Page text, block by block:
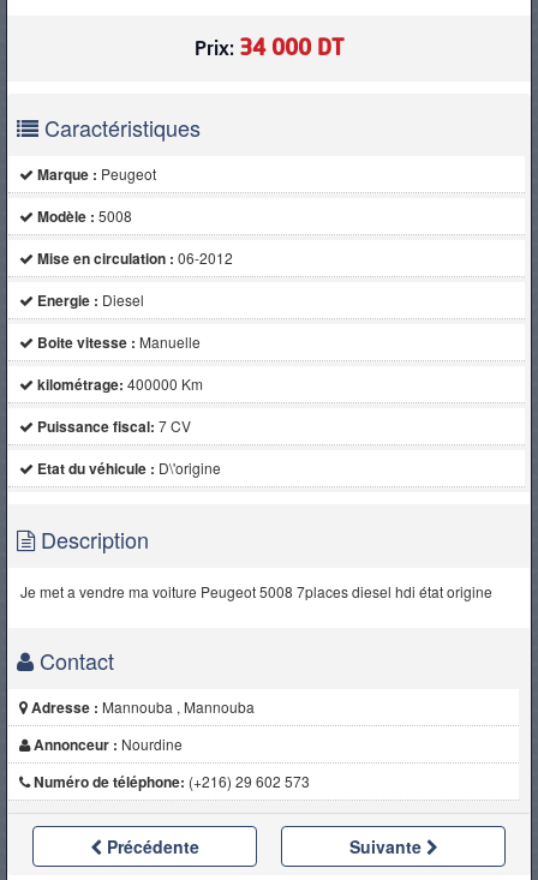
Prix: 34 000 DT
Caractéristiques
Marque : Peugeot
Modèle : 5008
Mise en circulation : 06-2012
Energie : Diesel
Boite vitesse : Manuelle
kilométrage: 400000 Km
Puissance fiscal: 7 CV
Etat du véhicule : D\'origine
Description
Je met a vendre ma voiture Peugeot 5008 7places diesel hdi état origine
Contact
Adresse : Mannouba , Mannouba
Annonceur : Nourdine
Numéro de téléphone: (+216) 29 602 573
Précédente Suivante